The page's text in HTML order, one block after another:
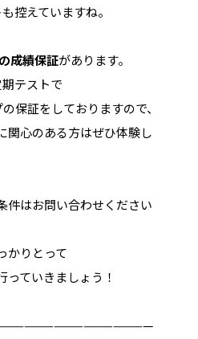
控えていますね。
成績保証があります。
テストで
保証をしておりますので、
関心のある方はぜひ体験し
はお問い合わせください
かりとって
っていきましょう！